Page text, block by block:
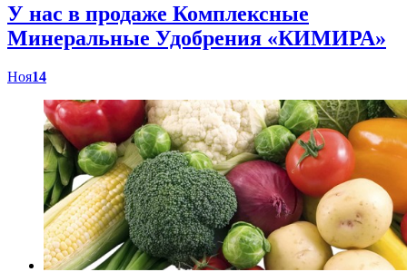
У нас в продаже Комплексные
Минеральные Удобрения «КИМИРА»
Ноя14